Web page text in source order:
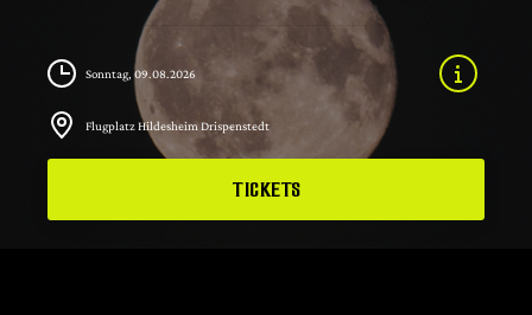
Sonntag, 09.08.2026
Flugplatz Hildesheim Drispenstedt
TICKETS